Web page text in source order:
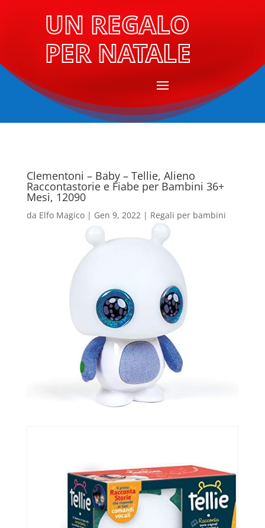
UN REGALO
PER NATALE
Clementoni – Baby – Tellie, Alieno
Raccontastorie e Fiabe per Bambini 36+
Mesi, 12090
da Elfo Magico| Gen 9, 2022| Regali per bambini